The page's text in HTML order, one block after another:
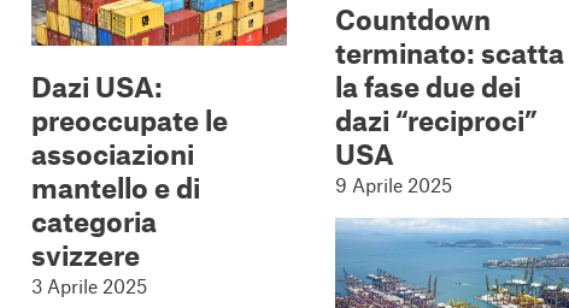
Countdown
terminato: scatta
la fase due dei
dazi “reciproci”
USA
9 Aprile 2025
Dazi USA:
preoccupate le
associazioni
mantello e di
categoria
svizzere
3 Aprile 2025